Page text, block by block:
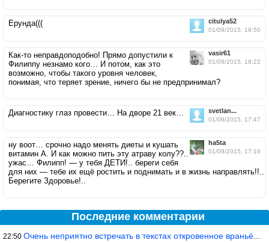
citulya52
01/09/2015, 19:50
Ерунда(((
vasir61
01/09/2015, 18:22
Как-то неправдоподобно! Прямо допустили к
Филиппу незнамо кого… И потом, как это
возможно, чтобы такого уровня человек,
понимая, что теряет зрение, ничего бы не предпринимал?
svetlan...
01/09/2015, 17:47
Диагностику глаз провести… На дворе 21 век…
ha5ta
01/09/2015, 17:16
ну воот… срочно надо менять диеты и кушать
витамин А. И как можно пить эту атраву колу??..
ужас… Филипп! — у тебя ДЕТИ!.. береги себя
для них — тебе их ещё ростить и поднимать и в жизнь направлять!!..
Берегите Здоровье!..
Последние комментарии
22:50 Очень неприятно встречать в текстах откровенное враньё… Конкретн